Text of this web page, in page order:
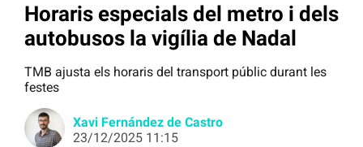
Horaris especials del metro i dels
autobusos la vigília de Nadal
TMB ajusta els horaris del transport públic durant les
festes
Xavi Fernández de Castro
23/12/2025 11:15